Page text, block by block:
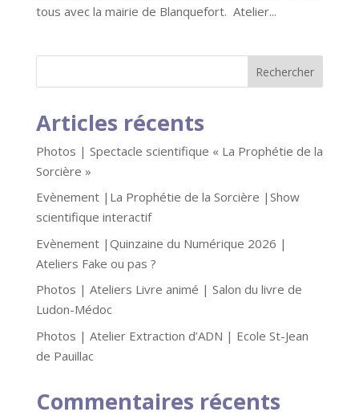
tous avec la mairie de Blanquefort. Atelier...
Articles récents
Photos | Spectacle scientifique « La Prophétie de la
Sorcière »
Evènement |La Prophétie de la Sorcière |Show
scientifique interactif
Evènement |Quinzaine du Numérique 2026 |
Ateliers Fake ou pas ?
Photos | Ateliers Livre animé | Salon du livre de
Ludon-Médoc
Photos | Atelier Extraction d’ADN | Ecole St-Jean
de Pauillac
Commentaires récents